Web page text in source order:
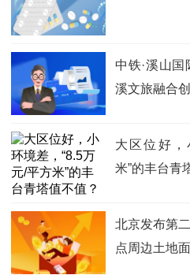
中铁·溪山
溪文旅融合
大区位好，
米”的丰台青
北京发布第
点周边土地